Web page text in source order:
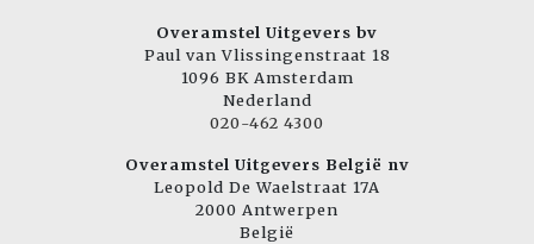
Overamstel Uitgevers bv
Paul van Vlissingenstraat 18
1096 BK Amsterdam
Nederland
020-462 4300
Overamstel Uitgevers België nv
Leopold De Waelstraat 17A
2000 Antwerpen
België